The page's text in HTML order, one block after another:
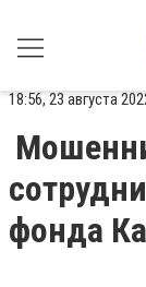
18:56, 23 августа
фонда